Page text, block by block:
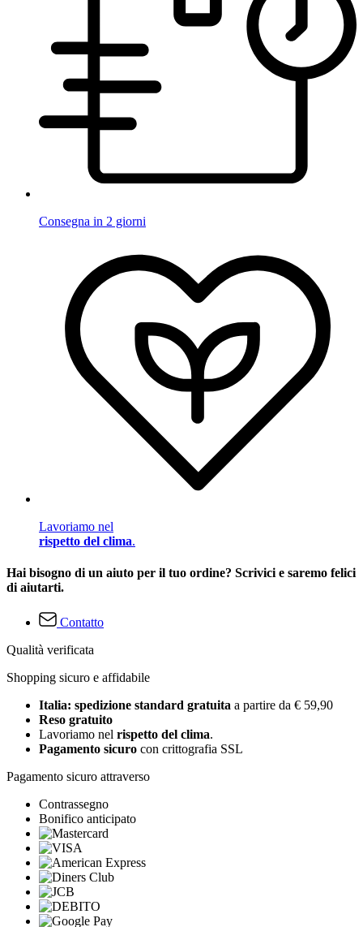
Consegna in 2 giorni
Lavoriamo nel
rispetto del clima.
Hai bisogno di un aiuto per il tuo ordine? Scrivici e saremo felici
di aiutarti.
Contatto
Qualità verificata
Shopping sicuro e affidabile
Italia: spedizione standard gratuita a partire da € 59,90
Reso gratuito
Lavoriamo nel rispetto del clima.
Pagamento sicuro con crittografia SSL
Pagamento sicuro attraverso
Contrassegno
Bonifico anticipato